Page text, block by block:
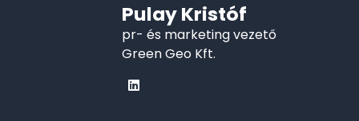
Pulay Kristóf
pr- és marketing vezető
Green Geo Kft.